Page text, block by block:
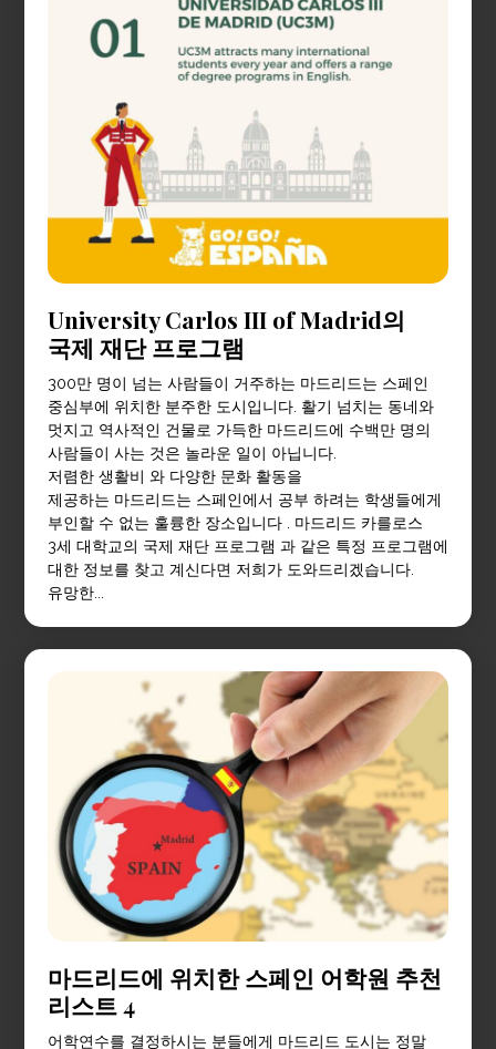
University Carlos III of Madrid의
국제 재단 프로그램
300만 명이 넘는 사람들이 거주하는 마드리드는 스페인
중심부에 위치한 분주한 도시입니다. 활기 넘치는 동네와
멋지고 역사적인 건물로 가득한 마드리드에 수백만 명의
사람들이 사는 것은 놀라운 일이 아닙니다.
저렴한 생활비 와 다양한 문화 활동을
제공하는 마드리드는 스페인에서 공부 하려는 학생들에게
부인할 수 없는 훌륭한 장소입니다 . 마드리드 카를로스
3세 대학교의 국제 재단 프로그램 과 같은 특정 프로그램에
대한 정보를 찾고 계신다면 저희가 도와드리겠습니다.
유망한...
마드리드에 위치한 스페인 어학원 추천
리스트 4
어학연수를 결정하시는 분들에게 마드리드 도시는 정말